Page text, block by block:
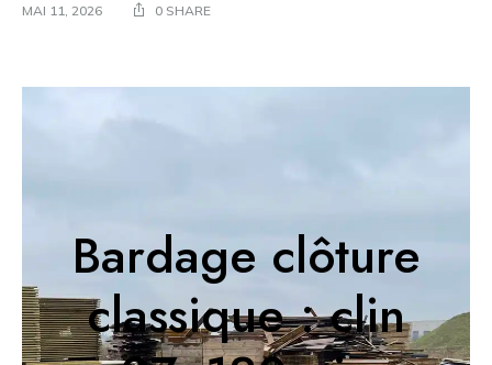
MAI 11, 2026 0 SHARE
Bardage clôture
classique : clin